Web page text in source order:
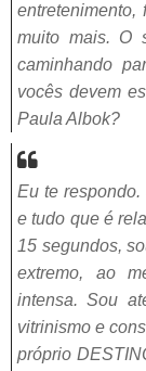
muito mais. O
caminhando
vocês devem
Paula Albok?
Eu te
e tudo que é
15 segundos,
extremo, ao
intensa. Sou
vitrinismo e
próprio